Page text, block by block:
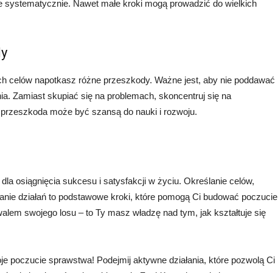
systematycznie. Nawet małe kroki mogą prowadzić do wielkich
celów napotkasz różne przeszkody. Ważne jest, aby nie poddawać
Zamiast skupiać się na problemach, skoncentruj się na
może być szansą do nauki i rozwoju.
osiągnięcia sukcesu i satysfakcji w życiu. Określanie celów,
działań to podstawowe kroki, które pomogą Ci budować poczucie
swojego losu – to Ty masz władzę nad tym, jak kształtuje się
poczucie sprawstwa! Podejmij aktywne działania, które pozwolą Ci